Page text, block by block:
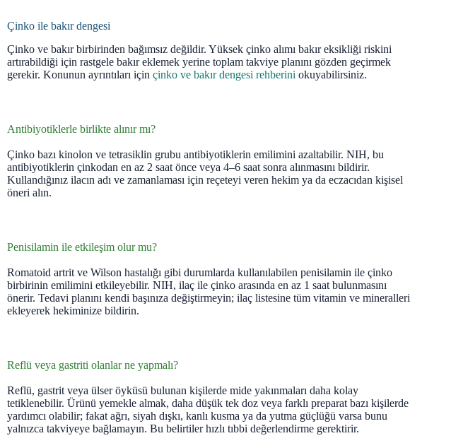
Çinko ile bakır dengesi
Çinko ve bakır birbirinden bağımsız değildir. Yüksek çinko alımı bakır eksikliği riskini
artırabildiği için rastgele bakır eklemek yerine toplam takviye planını gözden geçirmek
gerekir. Konunun ayrıntıları için çinko ve bakır dengesi rehberini okuyabilirsiniz.
Antibiyotiklerle birlikte alınır mı?
Çinko bazı kinolon ve tetrasiklin grubu antibiyotiklerin emilimini azaltabilir. NIH, bu
antibiyotiklerin çinkodan en az 2 saat önce veya 4–6 saat sonra alınmasını bildirir.
Kullandığınız ilacın adı ve zamanlaması için reçeteyi veren hekim ya da eczacıdan kişisel
öneri alın.
Penisilamin ile etkileşim olur mu?
Romatoid artrit ve Wilson hastalığı gibi durumlarda kullanılabilen penisilamin ile çinko
birbirinin emilimini etkileyebilir. NIH, ilaç ile çinko arasında en az 1 saat bulunmasını
önerir. Tedavi planını kendi başınıza değiştirmeyin; ilaç listesine tüm vitamin ve mineralleri
ekleyerek hekiminize bildirin.
Reflü veya gastriti olanlar ne yapmalı?
Reflü, gastrit veya ülser öyküsü bulunan kişilerde mide yakınmaları daha kolay
tetiklenebilir. Ürünü yemekle almak, daha düşük tek doz veya farklı preparat bazı kişilerde
yardımcı olabilir; fakat ağrı, siyah dışkı, kanlı kusma ya da yutma güçlüğü varsa bunu
yalnızca takviyeye bağlamayın. Bu belirtiler hızlı tıbbi değerlendirme gerektirir.